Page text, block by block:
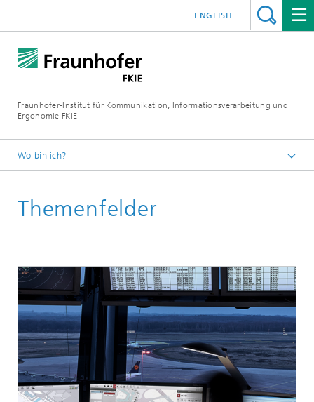
Fraunhofer-Institut für Kommunikation, Informationsverarbeitung und
Ergonomie FKIE
ENGLISH
Wo bin ich?
Themenfelder